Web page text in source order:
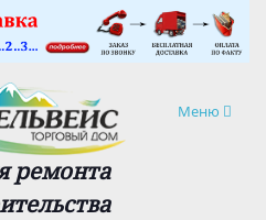
Навигация
Меню
ремонта
×